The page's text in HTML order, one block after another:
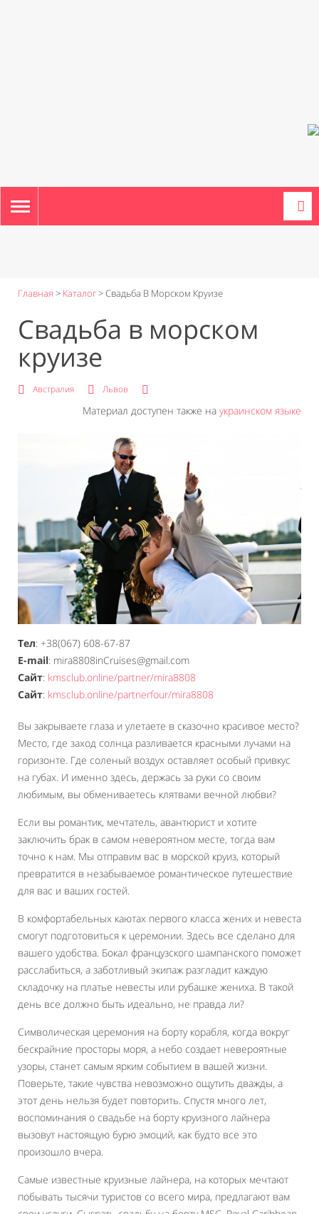
TOGGLE
NAVIGATION
Главная > Каталог>Свадьба В Морском Круизе
Свадьба в морском
круизе
Австралия Львов
Материал доступен также на украинском языке
Тел: +38(067) 608-67-87
E-mail: mira8808inCruises@gmail.com
Сайт: kmsclub.online/partner/mira8808
Сайт: kmsclub.online/partnerfour/mira8808
Вы закрываете глаза и улетаете в сказочно красивое место?
Место, где заход солнца разливается красными лучами на
горизонте. Где соленый воздух оставляет особый привкус
на губах. И именно здесь, держась за руки со своим
любимым, вы обмениваетесь клятвами вечной любви?
Если вы романтик, мечтатель, авантюрист и хотите
заключить брак в самом невероятном месте, тогда вам
точно к нам. Мы отправим вас в морской круиз, который
превратится в незабываемое романтическое путешествие
для вас и ваших гостей.
В комфортабельных каютах первого класса жених и невеста
смогут подготовиться к церемонии. Здесь все сделано для
вашего удобства. Бокал французского шампанского поможет
расслабиться, а заботливый экипаж разгладит каждую
складочку на платье невесты или рубашке жениха. В такой
день все должно быть идеально, не правда ли?
Символическая церемония на борту корабля, когда вокруг
бескрайние просторы моря, а небо создает невероятные
узоры, станет самым ярким событием в вашей жизни.
Поверьте, такие чувства невозможно ощутить дважды, а
этот день нельзя будет повторить. Спустя много лет,
воспоминания о свадьбе на борту круизного лайнера
вызовут настоящую бурю эмоций, как будто все это
произошло вчера.
Самые известные круизные лайнера, на которых мечтают
побывать тысячи туристов со всего мира, предлагают вам